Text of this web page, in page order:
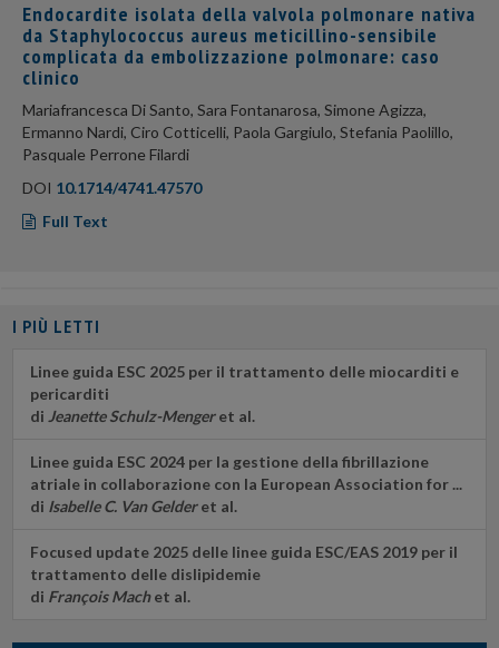
Endocardite isolata della valvola polmonare nativa
da Staphylococcus aureus meticillino-sensibile
complicata da embolizzazione polmonare: caso
clinico
Mariafrancesca Di Santo, Sara Fontanarosa, Simone Agizza,
Ermanno Nardi, Ciro Cotticelli, Paola Gargiulo, Stefania Paolillo,
Pasquale Perrone Filardi
DOI 10.1714/4741.47570
Full Text
I PIÙ LETTI
Linee guida ESC 2025 per il trattamento delle miocarditi e
pericarditi
di Jeanette Schulz-Mengeret al.
Linee guida ESC 2024 per la gestione della fibrillazione
atriale in collaborazione con la European Association for ...
di Isabelle C. Van Gelderet al.
Focused update 2025 delle linee guida ESC/EAS 2019 per il
trattamento delle dislipidemie
di François Machet al.